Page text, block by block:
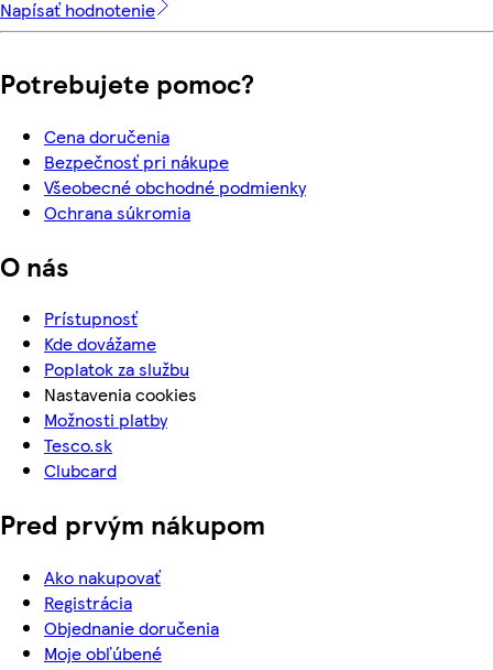
Napísať hodnotenie
Potrebujete pomoc?
Cena doručenia
Bezpečnosť pri nákupe
Všeobecné obchodné podmienky
Ochrana súkromia
O nás
Prístupnosť
Kde dovážame
Poplatok za službu
Nastavenia cookies
Možnosti platby
Tesco.sk
Clubcard
Pred prvým nákupom
Ako nakupovať
Registrácia
Objednanie doručenia
Moje obľúbené